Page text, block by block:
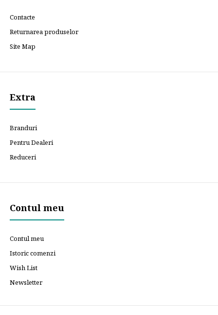
Contacte
Returnarea produselor
Site Map
Extra
Branduri
Pentru Dealeri
Reduceri
Contul meu
Contul meu
Istoric comenzi
Wish List
Newsletter